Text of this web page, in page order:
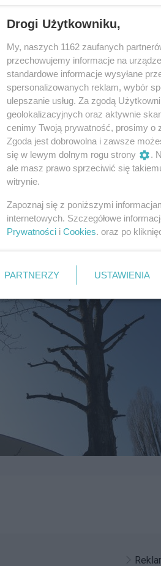
Drogi Użytkowniku,
My, naszych 1162 zaufanych
przechowujemy informacje na
standardowe informacje wysyłane
spersonalizowanych reklam, wybór
ulepszanie usług. Za zgodą
geolokalizacyjnych oraz aktywnie
cenimy Twoją prywatność, prosimy o
Zgoda jest dobrowolna i zawsze
się w lewym dolnym rogu strony
.
ale masz prawo sprzeciwić się
witrynie.
Zapoznaj się z poniższymi
internetowych. Szczegółowe
Prywatności i Cookies. oraz po
PARTNERZY USTAWIENIA